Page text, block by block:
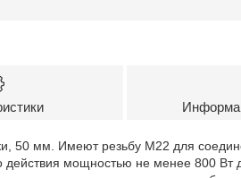
50 мм. Имеют резьбу М22 для
мощностью не менее 800 Вт